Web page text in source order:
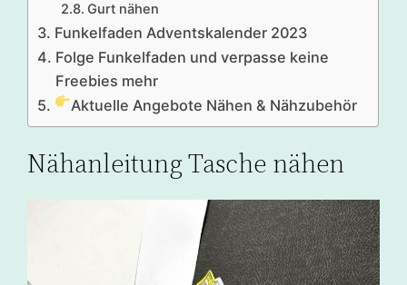
Gurt nähen
Funkelfaden Adventskalender 2023
Folge Funkelfaden und verpasse keine
Freebies mehr
Aktuelle Angebote Nähen & Nähzubehör
Nähanleitung Tasche nähen